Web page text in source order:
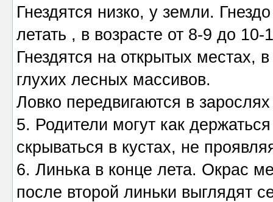
Гнездятся низко, у земли.
летать , в возрасте от 8-9 до 10-
Гнездятся на открытых местах,
глухих лесных массивов.
Ловко передвигаются в
5. Родители могут как
скрываться в кустах, не
6. Линька в конце лета. Окрас
после второй линьки выглядят